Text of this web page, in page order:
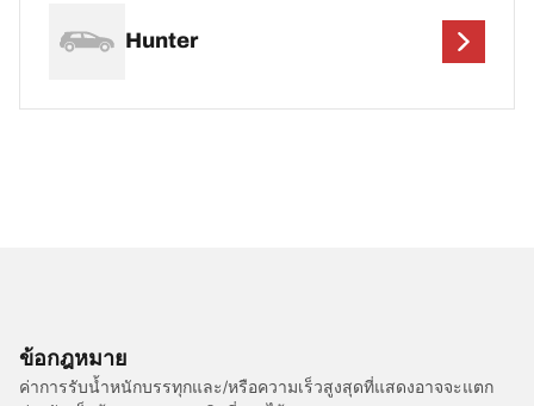
Hunter
ข้อกฎหมาย
ค่าการรับน้ำหนักบรรทุกและ/หรือความเร็วสูงสุดที่แสดงอาจจะแตก